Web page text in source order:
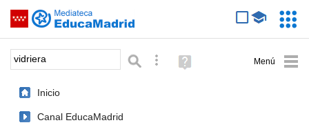
Saltar navegación
Palabra o frase: Búsqueda avanzada
Ayuda
(en
Inicio
Canal EducaMadrid